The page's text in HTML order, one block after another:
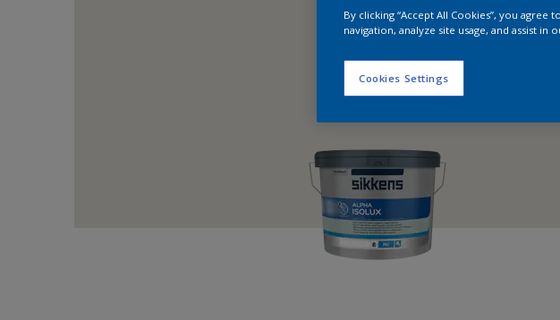
By clicking “Accept All Cookies”, you
navigation, analyze site usage, and assist in
Cookies Settings